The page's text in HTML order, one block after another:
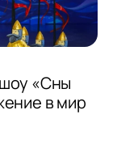
«Сны
в мир